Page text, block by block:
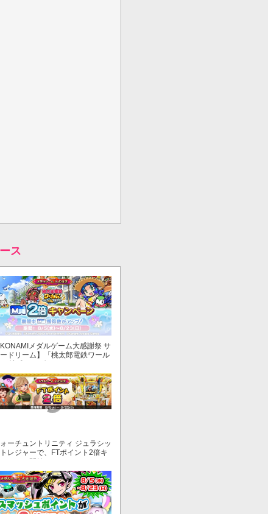
ス
KONAMIメダルゲーム大感謝祭 サ
ドリーム】「桃太郎電鉄ワール
でマイル獲得数が2倍！
ーチュントリニティ ジュラシッ
レジャーで、FTポイント2倍キ